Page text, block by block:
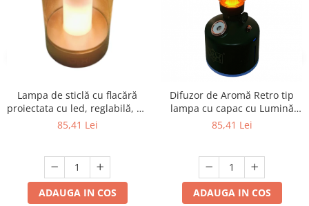
Lampa de sticlă cu flacără
proiectata cu led, reglabilă, cu
senzor de mișcare, control,
dormitor, restaurant, cafenea,
lanternă de masă cu lumină
caldă
85,41 Lei
ADAUGA IN COS
Difuzor de Aromă Retro tip
lampa cu capac cu Lumină
dimabila calda tip Flacără
85,41 Lei
ADAUGA IN COS